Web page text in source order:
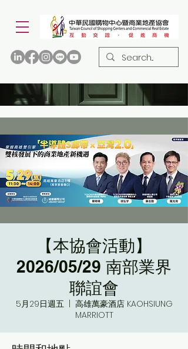
【本協會活動】
2026/05/29 南部業界
聯誼會
5月29日週五
  |
高雄萬豪酒店 KAOHSIUNG
MARRIOTT